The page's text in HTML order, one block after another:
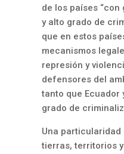
de los países
y alto grado de
que en estos
mecanismos
represión y
defensores del
tanto que Ecuador
grado de
Una
tierras, territorios